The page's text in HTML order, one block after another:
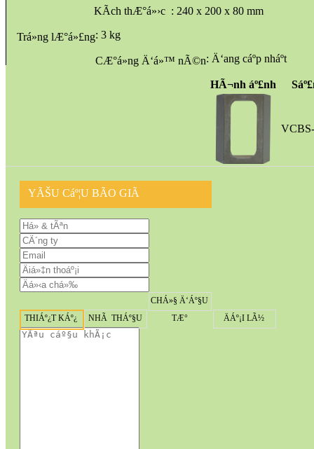
KÃ­ch thÆ°á»›c : 240 x 200 x 80 mm
Trá»ng lÆ°á»£ng: 3 kg
CÆ°á»ng Ä‘á»™ nÃ©n: Ä‘ang cáº­p nháº­t
HÃ¬nh áº£nh
YÃŠU Cáº¦U BÃO GIÃ
THIÁº¿T KÁº¿ NHÃ THÁº§U
CHÁ»§ Ä‘Áº§U
TÆ°
ÄÁº¡I LÃ½